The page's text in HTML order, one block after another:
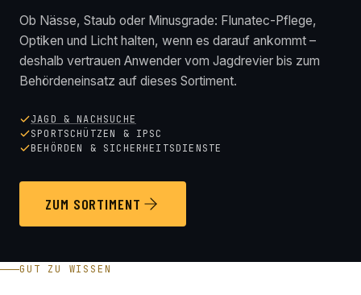
Ob Nässe, Staub oder Minusgrade: Flunatec-Pflege,
Optiken und Licht halten, wenn es darauf ankommt –
deshalb vertrauen Anwender vom Jagdrevier bis zum
Behördeneinsatz auf dieses Sortiment.
JAGD & NACHSUCHE
SPORTSCHÜTZEN & IPSC
BEHÖRDEN & SICHERHEITSDIENSTE
ZUM SORTIMENT
GUT ZU WISSEN